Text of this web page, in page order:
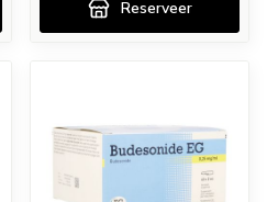
Reserveer